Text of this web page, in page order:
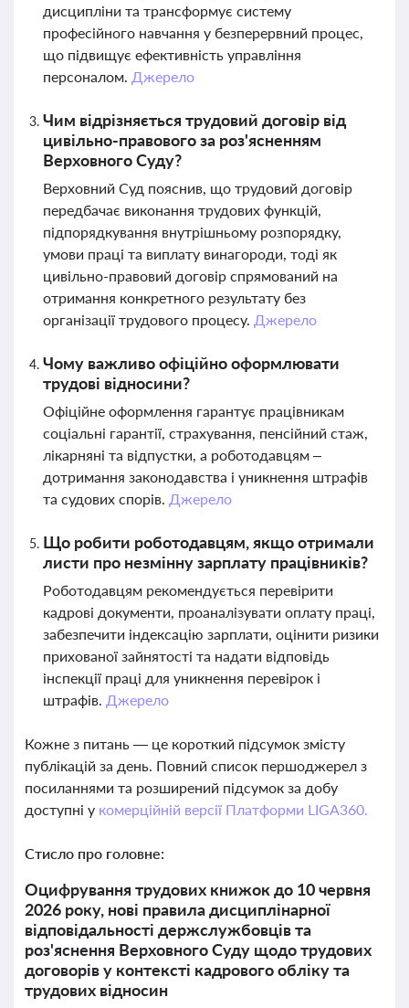
дисципліни та трансформує систему
професійного навчання у безперервний процес,
що підвищує ефективність управління
персоналом. Джерело
Чим відрізняється трудовий договір від
цивільно-правового за роз'ясненням
Верховного Суду?
Верховний Суд пояснив, що трудовий договір
передбачає виконання трудових функцій,
підпорядкування внутрішньому розпорядку,
умови праці та виплату винагороди, тоді як
цивільно-правовий договір спрямований на
отримання конкретного результату без
організації трудового процесу. Джерело
Чому важливо офіційно оформлювати
трудові відносини?
Офіційне оформлення гарантує працівникам
соціальні гарантії, страхування, пенсійний стаж,
лікарняні та відпустки, а роботодавцям –
дотримання законодавства і уникнення штрафів
та судових спорів. Джерело
Що робити роботодавцям, якщо отримали
листи про незмінну зарплату працівників?
Роботодавцям рекомендується перевірити
кадрові документи, проаналізувати оплату праці,
забезпечити індексацію зарплати, оцінити ризики
прихованої зайнятості та надати відповідь
інспекції праці для уникнення перевірок і
штрафів. Джерело
Кожне з питань — це короткий підсумок змісту
публікацій за день. Повний список першоджерел з
посиланнями та розширений підсумок за добу
доступні у комерційній версії Платформи LIGA360.
Стисло про головне:
Оцифрування трудових книжок до 10 червня
2026 року, нові правила дисциплінарної
відповідальності держслужбовців та
роз'яснення Верховного Суду щодо трудових
договорів у контексті кадрового обліку та
трудових відносин